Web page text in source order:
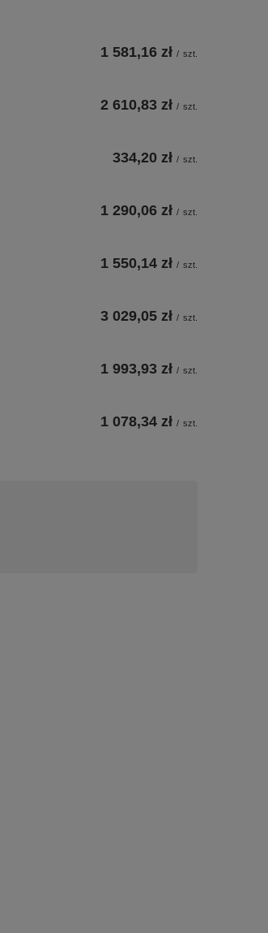
1 581,16 zł / szt.
2 610,83 zł / szt.
334,20 zł / szt.
1 290,06 zł / szt.
1 550,14 zł / szt.
3 029,05 zł / szt.
1 993,93 zł / szt.
1 078,34 zł / szt.